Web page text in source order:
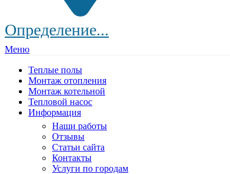
Определение...
Меню
Теплые полы
Монтаж отопления
Монтаж котельной
Тепловой насос
Информация
Наши работы
Отзывы
Статьи сайта
Контакты
Услуги по городам